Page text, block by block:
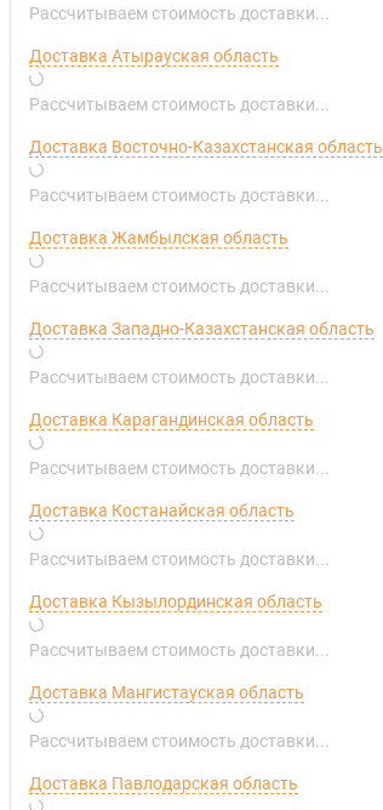
Рассчитываем стоимость доставки...
Доставка Атырауская область
Рассчитываем стоимость доставки...
Доставка Восточно-Казахстанская область
Рассчитываем стоимость доставки...
Доставка Жамбылская область
Рассчитываем стоимость доставки...
Доставка Западно-Казахстанская область
Рассчитываем стоимость доставки...
Доставка Карагандинская область
Рассчитываем стоимость доставки...
Доставка Костанайская область
Рассчитываем стоимость доставки...
Доставка Кызылординская область
Рассчитываем стоимость доставки...
Доставка Мангистауская область
Рассчитываем стоимость доставки...
Доставка Павлодарская область